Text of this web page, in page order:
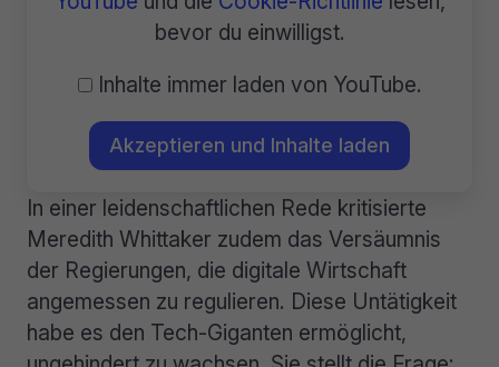
bevor du einwilligst.
Inhalte immer laden von YouTube.
Akzeptieren und Inhalte laden
In einer leidenschaftlichen Rede kritisierte
Meredith Whittaker zudem das Versäumnis
der Regierungen, die digitale Wirtschaft
angemessen zu regulieren. Diese Untätigkeit
habe es den Tech-Giganten ermöglicht,